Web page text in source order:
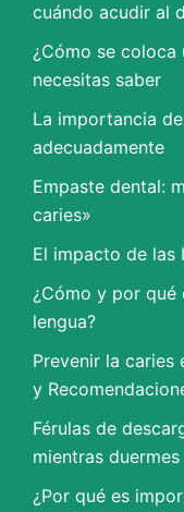
cuándo acudir al
¿Cómo se coloca
necesitas saber
La importancia
adecuadamente
Empaste dental:
caries»
El impacto de las
¿Cómo y por qué
lengua?
Prevenir la caries
y
Férulas de
mientras duermes
¿Por qué es